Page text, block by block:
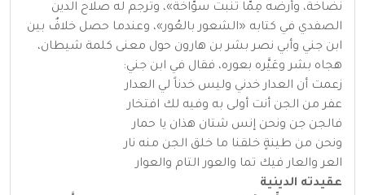
نضَّاخة، وأرضه مِمَّا تنبت سوَّاخة»، وترجم له صلاح الدين
الصفدي في كتابه «الشعور بالعُور»، وعندما حصل خلافٌ بين
ابن جني وأبي نصر بشر بن هارون حول معنى كلمة شيطان،
هجاه بشر وعَيَّره بعوره، فقال في ابن جني:
زعمت أن العدار خدني وليس خدناً لي العدار
عفر من الجن أنت أولى به وفيه لك افتخار
فالجن جن ونحن إنس شتان هذان يا حمار
ونحن من طينةٍ خلقنا ما خلق الجن منه نار
العر والعار فيك تما والعور التام والعوار
عقيدته الدينية